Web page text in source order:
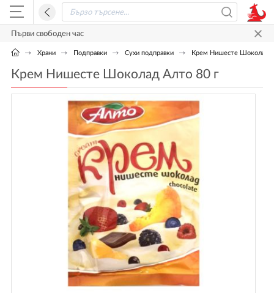
Първи свободен час
Храни Подправки Сухи подправки Крем Нишесте Шоколад
Крем Нишесте Шоколад Алто 80 г